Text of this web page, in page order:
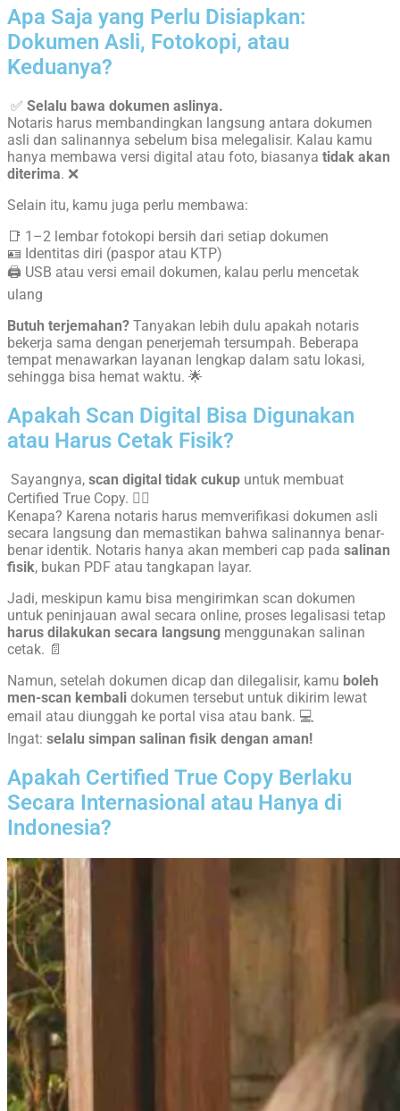
Apa Saja yang Perlu Disiapkan:
Dokumen Asli, Fotokopi, atau
Keduanya?
✅ Selalu bawa dokumen aslinya.
Notaris harus membandingkan langsung antara dokumen
asli dan salinannya sebelum bisa melegalisir. Kalau kamu
hanya membawa versi digital atau foto, biasanya tidak akan
diterima. ❌
Selain itu, kamu juga perlu membawa:
📑 1–2 lembar fotokopi bersih dari setiap dokumen
🪪 Identitas diri (paspor atau KTP)
🖨️ USB atau versi email dokumen, kalau perlu mencetak
ulang
Butuh terjemahan? Tanyakan lebih dulu apakah notaris
bekerja sama dengan penerjemah tersumpah. Beberapa
tempat menawarkan layanan lengkap dalam satu lokasi,
sehingga bisa hemat waktu. 🌟
Apakah Scan Digital Bisa Digunakan
atau Harus Cetak Fisik?
Sayangnya, scan digital tidak cukup untuk membuat
Certified True Copy. 🙅‍♀️
Kenapa? Karena notaris harus memverifikasi dokumen asli
secara langsung dan memastikan bahwa salinannya benar-
benar identik. Notaris hanya akan memberi cap pada salinan
fisik, bukan PDF atau tangkapan layar.
Jadi, meskipun kamu bisa mengirimkan scan dokumen
untuk peninjauan awal secara online, proses legalisasi tetap
harus dilakukan secara langsung menggunakan salinan
cetak. 📄
Namun, setelah dokumen dicap dan dilegalisir, kamu boleh
men-scan kembali dokumen tersebut untuk dikirim lewat
email atau diunggah ke portal visa atau bank. 💻
Ingat: selalu simpan salinan fisik dengan aman!
Apakah Certified True Copy Berlaku
Secara Internasional atau Hanya di
Indonesia?